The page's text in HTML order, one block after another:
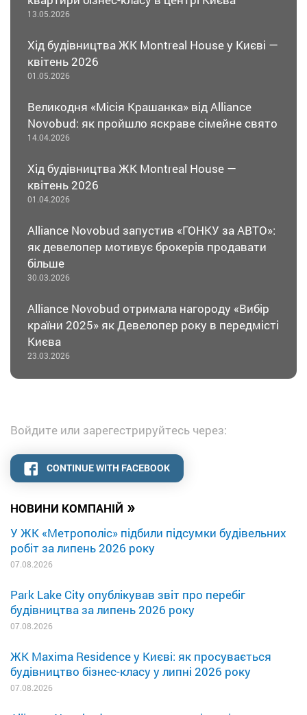
НОВИНИ КОМПАНІЙ »
У ЖК «Метрополіс» підбили підсумки будівельних
робіт за липень 2026 року
07.08.2026
Park Lake City опублікував звіт про перебіг
будівництва за липень 2026 року
07.08.2026
ЖК Maxima Residence у Києві: як просувається
будівництво бізнес-класу у липні 2026 року
07.08.2026
13.05.2026
Хід будівництва ЖК Montreal House у Києві —
квітень 2026
01.05.2026
Великодня «Місія Крашанка» від Alliance
Novobud: як пройшло яскраве сімейне свято
14.04.2026
Хід будівництва ЖК Montreal House —
квітень 2026
01.04.2026
Alliance Novobud запустив «ГОНКУ за АВТО»:
як девелопер мотивує брокерів продавати
більше
30.03.2026
Alliance Novobud отримала нагороду «Вибір
країни 2025» як Девелопер року в передмісті
Києва
23.03.2026
Войдите или зарегестрируйтесь через:
CONTINUE WITH FACEBOOK